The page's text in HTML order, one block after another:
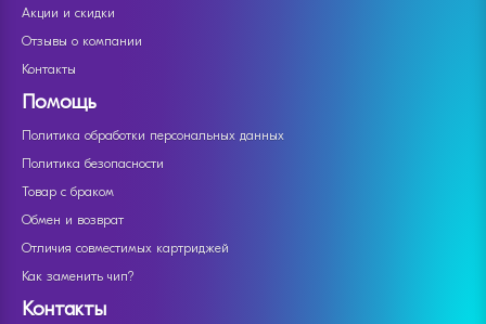
Акции и скидки
Отзывы о компании
Контакты
Помощь
Политика обработки персональных данных
Политика безопасности
Товар с браком
Обмен и возврат
Отличия совместимых картриджей
Как заменить чип?
Контакты